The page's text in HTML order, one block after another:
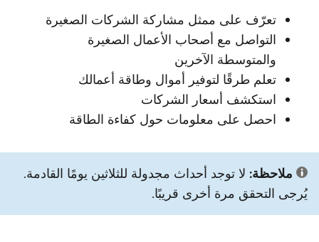
تعرّف على ممثل مشاركة الشركات الصغيرة
التواصل مع أصحاب الأعمال الصغيرة
والمتوسطة الآخرين
تعلم طرقًا لتوفير أموال وطاقة أعمالك
استكشف أسعار الشركات
احصل على معلومات حول كفاءة الطاقة
ملاحظة: لا توجد أحداث مجدولة للثلاثين يومًا القادمة.
يُرجى التحقق مرة أخرى قريبًا.